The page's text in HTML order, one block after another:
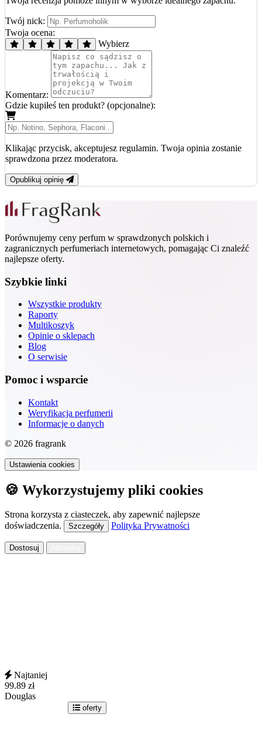
Twój nick:
Twoja ocena:
Wybierz
Komentarz:
Gdzie kupiłeś ten produkt? (opcjonalne):
Klikając przycisk, akceptujesz regulamin. Twoja opinia zostanie
sprawdzona przez moderatora.
Opublikuj opinię
Porównujemy ceny perfum w sprawdzonych polskich i
zagranicznych perfumeriach internetowych, pomagając Ci znaleźć
najlepsze oferty.
Szybkie linki
Wszystkie produkty
Raporty
Multikoszyk
Opinie o sklepach
Blog
O serwisie
Pomoc i wsparcie
Kontakt
Weryfikacja perfumerii
Informacje o danych
© 2026 fragrank
Ustawienia cookies
🍪 Wykorzystujemy pliki cookies
Strona korzysta z ciasteczek, aby zapewnić najlepsze
doświadczenia.
Szczegóły Polityka Prywatności
Dostosuj
Najtaniej
99.89 zł
Douglas
oferty